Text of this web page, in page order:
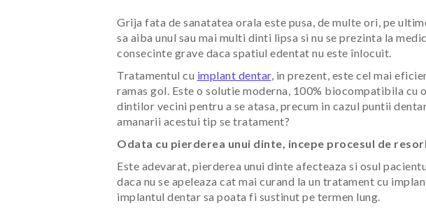
Grija fata de sanatatea orala este pusa, de multe ori, pe
sa aiba unul sau mai multi dinti lipsa si nu se prezinta la
consecinte grave daca spatiul edentat nu este înlocuit.
Tratamentul cu implant dentar, in prezent, este cel mai
ramas gol. Este o solutie moderna, 100% biocompatibila cu
dintilor vecini pentru a se atasa, precum in cazul puntii
amanarii acestui tip se tratament?
Odata cu pierderea unui dinte, incepe procesul de
Este adevarat, pierderea unui dinte afecteaza si osul
daca nu se apeleaza cat mai curand la un tratament cu
implantul dentar sa poata fi sustinut pe termen lung.